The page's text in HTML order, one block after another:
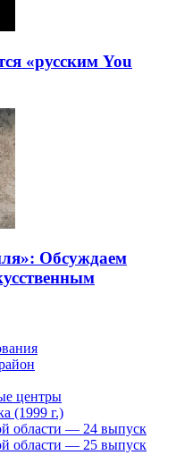
«русским You
Обсуждаем
центры
(1999 г.)
области — 24 выпуск
области — 25 выпуск